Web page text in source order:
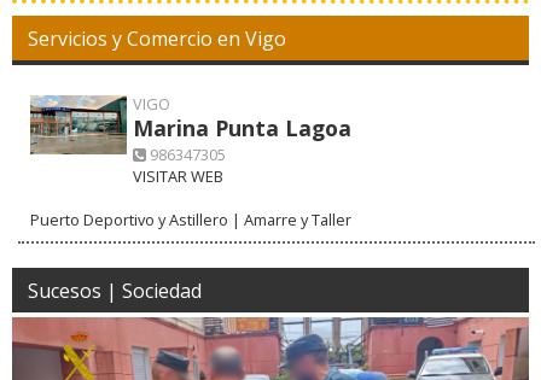
Servicios y Comercio en Vigo
VIGO
Marina Punta Lagoa
986347305
VISITAR WEB
Puerto Deportivo y Astillero | Amarre y Taller
Sucesos | Sociedad